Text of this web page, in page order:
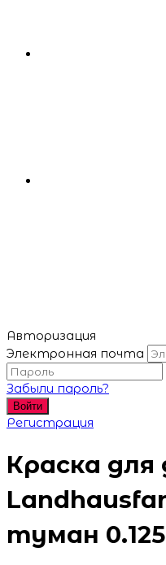
Авторизация
Электронная почта
Забыли пароль?
Войти
Регистрация
Краска для
туман